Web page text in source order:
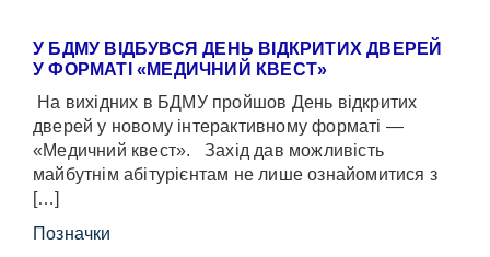
У БДМУ ВІДБУВСЯ ДЕНЬ ВІДКРИТИХ ДВЕРЕЙ
У ФОРМАТІ «МЕДИЧНИЙ КВЕСТ»
На вихідних в БДМУ пройшов День відкритих
дверей у новому інтерактивному форматі —
«Медичний квест». Захід дав можливість
майбутнім абітурієнтам не лише ознайомитися з
[…]
Позначки